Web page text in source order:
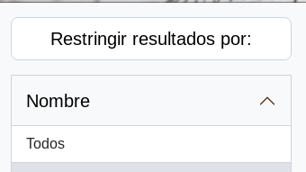
Restringir resultados por:
Nombre
Todos